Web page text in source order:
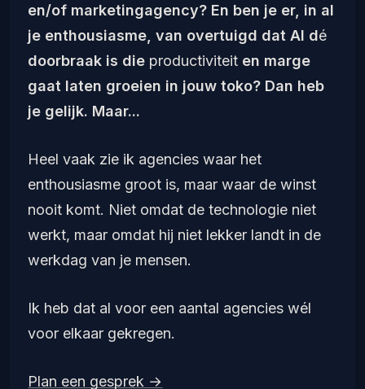
en/of marketingagency? En ben je er, in al
je enthousiasme, van overtuigd dat AI dé
doorbraak is die productiviteit en marge
gaat laten groeien in jouw toko? Dan heb
je gelijk. Maar...
Heel vaak zie ik agencies waar het
enthousiasme groot is, maar waar de winst
nooit komt. Niet omdat de technologie niet
werkt, maar omdat hij niet lekker landt in de
werkdag van je mensen.
Ik heb dat al voor een aantal agencies wél
voor elkaar gekregen.
Plan een gesprek →